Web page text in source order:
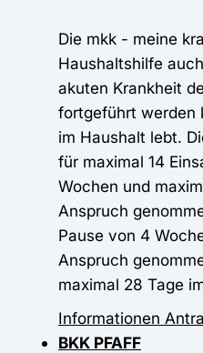
Die mkk - meine
Haushaltshilfe
akuten Krankheit
fortgeführt werden
im Haushalt lebt.
für maximal 14
Wochen und
Anspruch
Pause von 4
Anspruch
maximal 28 Tage
Informationen
BKK PFAFF